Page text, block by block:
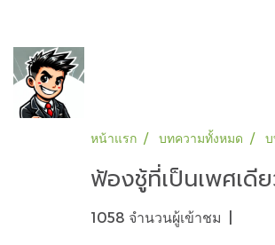
หน้าแรก บทความทั้งหมด
ฟ้องชู้ที่เป็นเพศเดี
1058 จำนวนผู้เข้าชม